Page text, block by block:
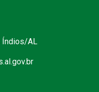
Índios/AL